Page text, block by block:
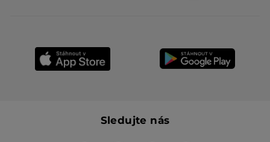
Sledujte nás